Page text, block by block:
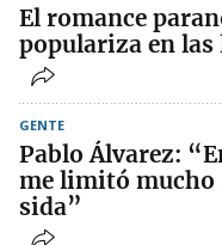
El romance
populariza en
GENTE
Pablo Álvarez:
me limitó mucho
sida”